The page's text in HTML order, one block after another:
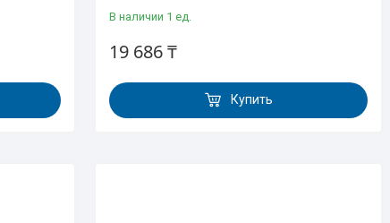
В наличии 1 ед.
19 686 ₸
Купить